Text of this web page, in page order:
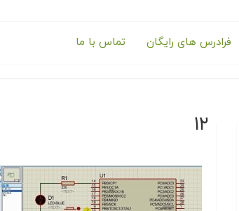
فرادرس های رایگان تماس با ما
۱۲